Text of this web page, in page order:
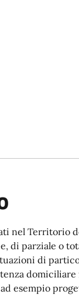
nel Territorio
di parziale o
di
domiciliare
esempio